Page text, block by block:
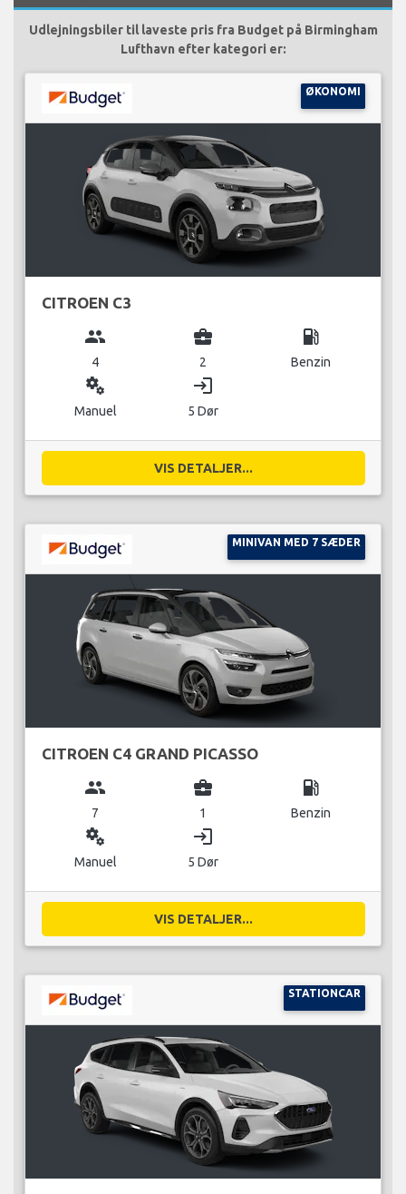
Udlejningsbiler til laveste pris fra Budget på Birmingham
Lufthavn efter kategori er:
ØKONOMI
CITROEN C3
group
4
business_center
2
local_gas_station
Benzin
miscellaneous_services
Manuel
login
5 Dør
VIS DETALJER...
MINIVAN MED 7 SÆDER
CITROEN C4 GRAND PICASSO
group
7
business_center
1
local_gas_station
Benzin
miscellaneous_services
Manuel
login
5 Dør
VIS DETALJER...
STATIONCAR